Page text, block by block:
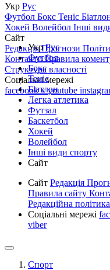
Укр Рус
Футбол Бокс Теніс
Хокей Волейбол Інші
Сайт
РедакціяПрогнози
КонтактиПравила
Структура власності
Соціальні мережі
facebookxyoutube
УкрРус
Футбол
Бокс
Теніс
Біатлон
Легка атлетика
Футзал
Баскетбол
Хокей
Волейбол
Інші види спорту
Сайт
Сайт Редакція
Правила сайту
Редакційна політика
Соціальні мережі
viber
Спорт